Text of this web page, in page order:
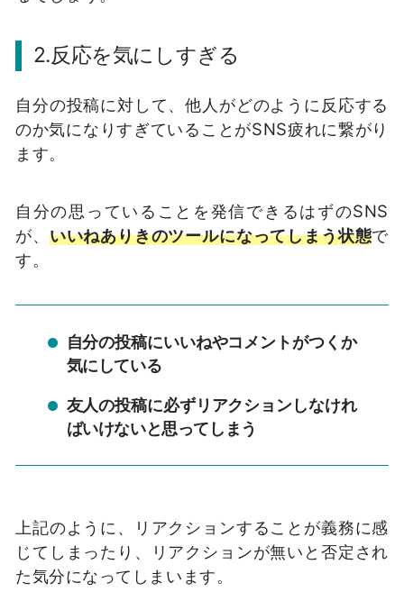
2.反応を気にしすぎる
自分の投稿に対して、他人がどのように反応する
のか気になりすぎていることがSNS疲れに繋がり
ます。
自分の思っていることを発信できるはずのSNS
が、 いいねありきのツールになってしまう状態で
す。
自分の投稿にいいねやコメントがつくか
気にしている
友人の投稿に必ずリアクションしなけれ
ばいけないと思ってしまう
上記のように、リアクションすることが義務に感
じてしまったり、リアクションが無いと否定され
た気分になってしまいます。